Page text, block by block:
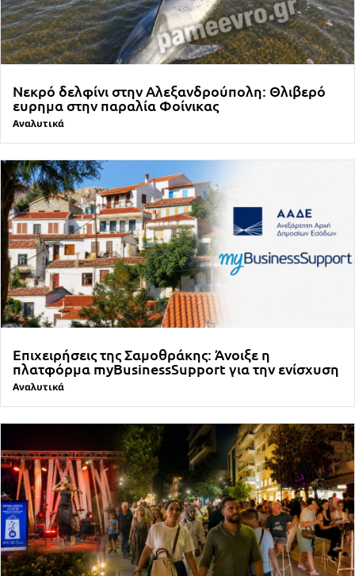
Νεκρό δελφίνι στην Αλεξανδρούπολη: Θλιβερό
ευρημα στην παραλία Φοίνικας
Αναλυτικά
Επιχειρήσεις της Σαμοθράκης: Άνοιξε η
πλατφόρμα myBusinessSupport για την ενίσχυση
Αναλυτικά